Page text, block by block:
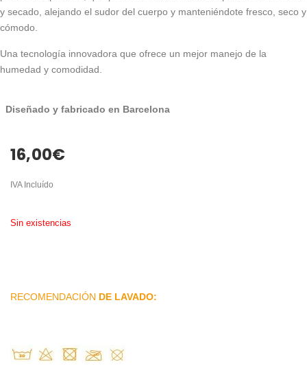
y secado, alejando el sudor del cuerpo y manteniéndote fresco, seco y
cómodo.
Una tecnología innovadora que ofrece un mejor manejo de la
humedad y comodidad.
Diseñado y fabricado en Barcelona
16,00€
IVA Incluído
Sin existencias
RECOMENDACIÓN DE LAVADO: